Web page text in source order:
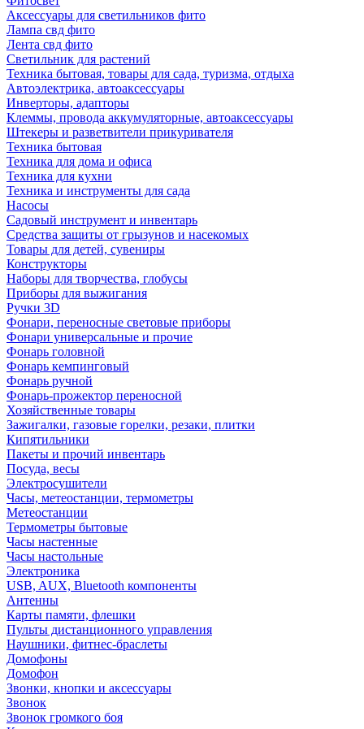
Аксессуары для светильников фито
Лампа свд фито
Лента свд фито
Светильник для растений
Техника бытовая, товары для сада, туризма, отдыха
Автоэлектрика, автоаксессуары
Инверторы, адапторы
Клеммы, провода аккумуляторные, автоаксессуары
Штекеры и разветвители прикуривателя
Техника бытовая
Техника для дома и офиса
Техника для кухни
Техника и инструменты для сада
Насосы
Садовый инструмент и инвентарь
Средства защиты от грызунов и насекомых
Товары для детей, сувениры
Конструкторы
Наборы для творчества, глобусы
Приборы для выжигания
Ручки 3D
Фонари, переносные световые приборы
Фонари универсальные и прочие
Фонарь головной
Фонарь кемпинговый
Фонарь ручной
Фонарь-прожектор переносной
Хозяйственные товары
Зажигалки, газовые горелки, резаки, плитки
Кипятильники
Пакеты и прочий инвентарь
Посуда, весы
Электросушители
Часы, метеостанции, термометры
Метеостанции
Термометры бытовые
Часы настенные
Часы настольные
Электроника
USB, AUX, Bluetooth компоненты
Антенны
Карты памяти, флешки
Пульты дистанционного управления
Наушники, фитнес-браслеты
Домофоны
Домофон
Звонки, кнопки и аксессуары
Звонок
Звонок громкого боя